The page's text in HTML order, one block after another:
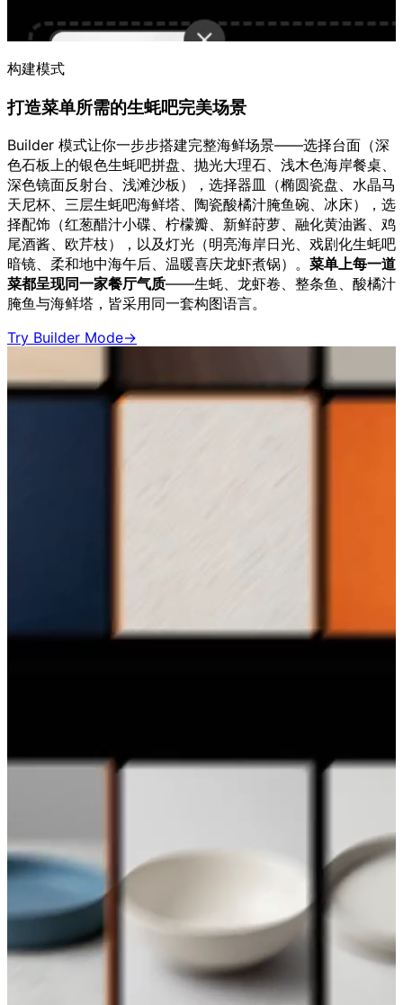
构建模式
打造菜单所需的生蚝吧完美场景
Builder 模式让你一步步搭建完整海鲜场景——选择台面（深
色石板上的银色生蚝吧拼盘、抛光大理石、浅木色海岸餐桌、
深色镜面反射台、浅滩沙板），选择器皿（椭圆瓷盘、水晶马
天尼杯、三层生蚝吧海鲜塔、陶瓷酸橘汁腌鱼碗、冰床），选
择配饰（红葱醋汁小碟、柠檬瓣、新鲜莳萝、融化黄油酱、鸡
尾酒酱、欧芹枝），以及灯光（明亮海岸日光、戏剧化生蚝吧
暗镜、柔和地中海午后、温暖喜庆龙虾煮锅）。 菜单上每一道
菜都呈现同一家餐厅气质——生蚝、龙虾卷、整条鱼、酸橘汁
腌鱼与海鲜塔，皆采用同一套构图语言。
Try Builder Mode→